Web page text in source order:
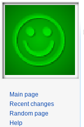
Main page
Recent changes
Random page
Help